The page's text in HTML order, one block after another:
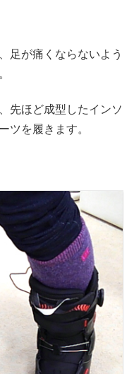
足が痛くならないよう
先ほど成型したインソ
ツを履きます。